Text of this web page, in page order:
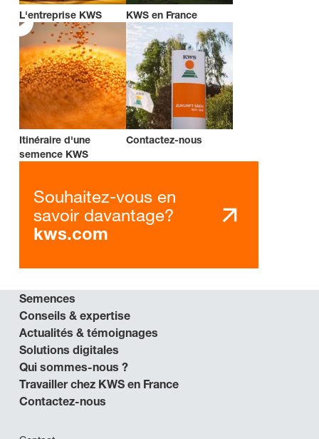
L'entreprise KWS KWS en France
Itinéraire d'une
semence KWS
Contactez-nous
Souhaitez-vous en
savoir davantage?
kws.com
Semences
Conseils & expertise
Actualités & témoignages
Solutions digitales
Qui sommes-nous ?
Travailler chez KWS en France
Contactez-nous